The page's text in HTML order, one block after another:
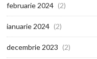
februarie 2024 (2)
ianuarie 2024 (2)
decembrie 2023 (2)